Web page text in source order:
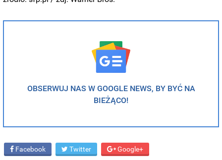
OBSERWUJ NAS W GOOGLE NEWS, BY BYĆ NA
BIEŻĄCO!
Facebook Twitter Google+